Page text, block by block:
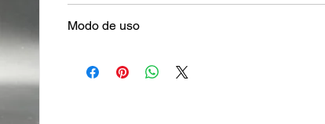
Modo de uso
tomar unos 15 minutos antes del entrenamiento.